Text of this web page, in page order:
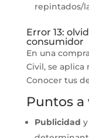
repintados/
Error 13:
consumidor
En una
Civil, se
Conocer tus
Puntos a
Publicidad